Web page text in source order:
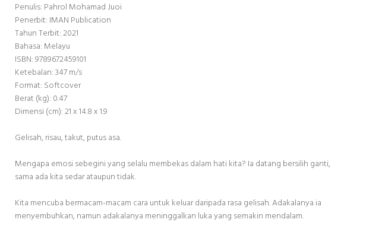
Penulis: Pahrol Mohamad Juoi
Penerbit: IMAN Publication
Tahun Terbit: 2021
Bahasa: Melayu
ISBN: 9789672459101
Ketebalan: 347 m/s
Format: Softcover
Berat (kg): 0.47
Dimensi (cm): 21 x 14.8 x 1.9
Gelisah, risau, takut, putus asa.
Mengapa emosi sebegini yang selalu membekas dalam hati kita? Ia datang bersilih ganti,
sama ada kita sedar ataupun tidak.
Kita mencuba bermacam-macam cara untuk keluar daripada rasa gelisah. Adakalanya ia
menyembuhkan, namun adakalanya meninggalkan luka yang semakin mendalam.